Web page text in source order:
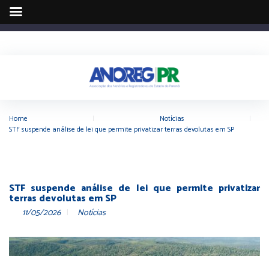
Home Notícias
STF suspende análise de lei que permite privatizar terras devolutas em SP
STF suspende análise de lei que permite privatizar
terras devolutas em SP
11/05/2026 Notícias